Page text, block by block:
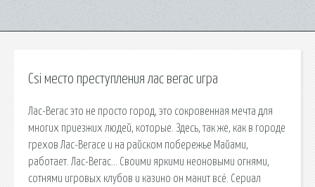
Csi место преступления лас вегас игра
Лас-Вегас это не просто город, это сокровенная мечта для
многих приезжих людей, которые. Здесь, так же, как в городе
грехов Лас-Вегасе и на райском побережье Майами,
работает. Лас-Вегас… Своими яркими неоновыми огнями,
сотнями игровых клубов и казино он манит всё. Сериал